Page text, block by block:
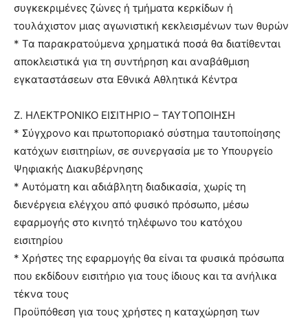
συγκεκριμένες ζώνες ή τμήματα κερκίδων ή
τουλάχιστον μιας αγωνιστική κεκλεισμένων των θυρών
* Τα παρακρατούμενα χρηματικά ποσά θα διατίθενται
αποκλειστικά για τη συντήρηση και αναβάθμιση
εγκαταστάσεων στα Εθνικά Αθλητικά Κέντρα
Ζ. ΗΛΕΚΤΡΟΝΙΚΟ ΕΙΣΙΤΗΡΙΟ – ΤΑΥΤΟΠΟΙΗΣΗ
* Σύγχρονο και πρωτοποριακό σύστημα ταυτοποίησης
κατόχων εισιτηρίων, σε συνεργασία με το Υπουργείο
Ψηφιακής Διακυβέρνησης
* Αυτόματη και αδιάβλητη διαδικασία, χωρίς τη
διενέργεια ελέγχου από φυσικό πρόσωπο, μέσω
εφαρμογής στο κινητό τηλέφωνο του κατόχου
εισιτηρίου
* Χρήστες της εφαρμογής θα είναι τα φυσικά πρόσωπα
που εκδίδουν εισιτήριο για τους ίδιους και τα ανήλικα
τέκνα τους
Προϋπόθεση για τους χρήστες η καταχώρηση των